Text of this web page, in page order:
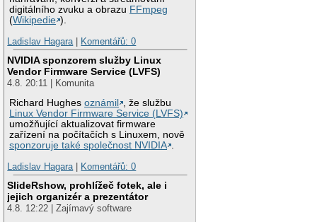
digitálního zvuku a obrazu FFmpeg
(Wikipedie ).
Ladislav Hagara| Komentářů: 0
NVIDIA sponzorem služby Linux
Vendor Firmware Service (LVFS)
4.8. 20:11 | Komunita
Richard Hughesoznámil
, že službu
Linux Vendor Firmware Service (LVFS)
umožňující aktualizovat firmware
zařízení na počítačích s Linuxem, nově
sponzoruje také společnost NVIDIA .
Ladislav Hagara| Komentářů: 0
SlideRshow, prohlížeč fotek, ale i
jejich organizér a prezentátor
4.8. 12:22 | Zajímavý software